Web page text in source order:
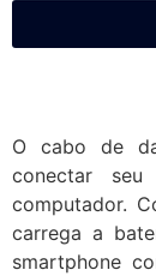
O cabo de
conectar
computador.
carrega a
smartphone